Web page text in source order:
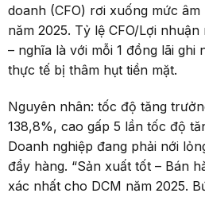
doanh (CFO) rơi xuống mức
năm 2025. Tỷ lệ CFO/Lợi
– nghĩa là với mỗi 1 đồng lãi ghi
thực tế bị thâm hụt tiền mặt.
Nguyên nhân: tốc độ tăng
138,8%, cao gấp 5 lần tốc độ
Doanh nghiệp đang phải nới
đẩy hàng. “Sản xuất tốt – Bán
xác nhất cho DCM năm 2025.